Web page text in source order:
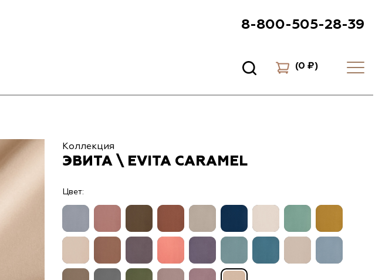
8-800-505-28-39
(0 ₽)
Коллекция
ЭВИТА \ EVITA CARAMEL
Цвет: